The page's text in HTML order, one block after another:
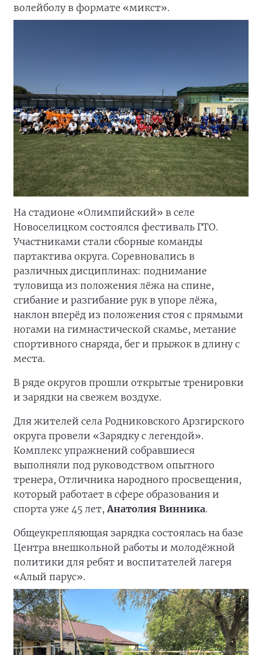
волейболу в формате «микст».
На стадионе «Олимпийский» в селе
Новоселицком состоялся фестиваль ГТО.
Участниками стали сборные команды
партактива округа. Соревновались в
различных дисциплинах: поднимание
туловища из положения лёжа на спине,
сгибание и разгибание рук в упоре лёжа,
наклон вперёд из положения стоя с прямыми
ногами на гимнастической скамье, метание
спортивного снаряда, бег и прыжок в длину с
места.
В ряде округов прошли открытые тренировки
и зарядки на свежем воздухе.
Для жителей села Родниковского Арзгирского
округа провели «Зарядку с легендой».
Комплекс упражнений собравшиеся
выполняли под руководством опытного
тренера, Отличника народного просвещения,
который работает в сфере образования и
спорта уже 45 лет, Анатолия Винника.
Общеукрепляющая зарядка состоялась на базе
Центра внешкольной работы и молодёжной
политики для ребят и воспитателей лагеря
«Алый парус».